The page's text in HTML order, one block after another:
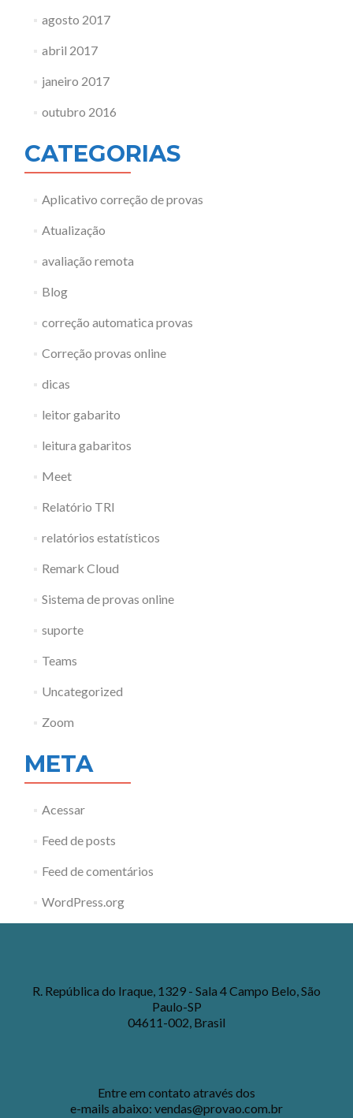
agosto 2017
abril 2017
janeiro 2017
outubro 2016
CATEGORIAS
Aplicativo correção de provas
Atualização
avaliação remota
Blog
correção automatica provas
Correção provas online
dicas
leitor gabarito
leitura gabaritos
Meet
Relatório TRI
relatórios estatísticos
Remark Cloud
Sistema de provas online
suporte
Teams
Uncategorized
Zoom
META
Acessar
Feed de posts
Feed de comentários
WordPress.org
R. República do Iraque, 1329 - Sala 4 Campo Belo, São
Paulo-SP
04611-002, Brasil
Entre em contato através dos
e-mails abaixo: vendas@provao.com.br